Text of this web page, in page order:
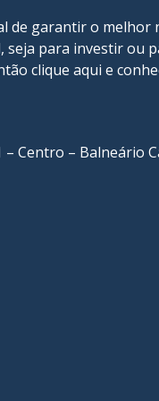
de garantir o melhor
seja para investir ou
clique aqui e
– Centro – Balneário